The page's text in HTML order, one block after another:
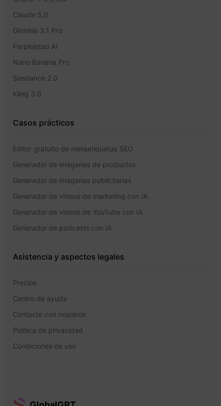
Claude 5,0
Géminis 3.1 Pro
Perplejidad AI
Nano Banana Pro
Seedance 2.0
Kling 3.0
Casos prácticos
Editor gratuito de metaetiquetas SEO
Generador de imágenes de productos
Generador de imágenes publicitarias
Generador de vídeos de marketing con IA
Generador de vídeos de YouTube con IA
Generador de podcasts con IA
Asistencia y aspectos legales
Precios
Centro de ayuda
Contacte con nosotros
Política de privacidad
Condiciones de uso